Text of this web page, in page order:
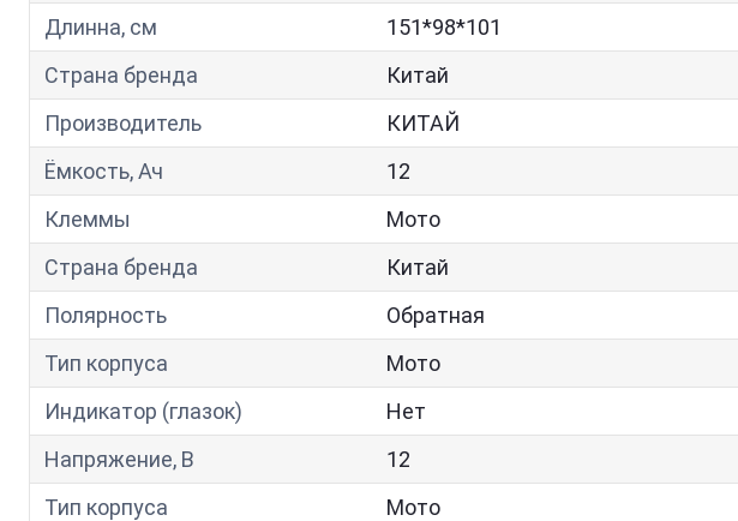
Длинна, см
151*98*101
Страна бренда
Китай
Производитель
КИТАЙ
Ёмкость, Ач
12
Клеммы
Мото
Страна бренда
Китай
Полярность
Обратная
Тип корпуса
Мото
Индикатор (глазок)
Нет
Напряжение, В
12
Тип корпуса
Мото